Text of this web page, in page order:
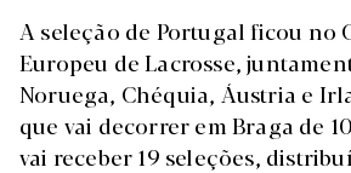
A seleção de Portugal ficou no
Europeu de Lacrosse,
Noruega, Chéquia, Áustria e
que vai decorrer em Braga de
vai receber 19 seleções,